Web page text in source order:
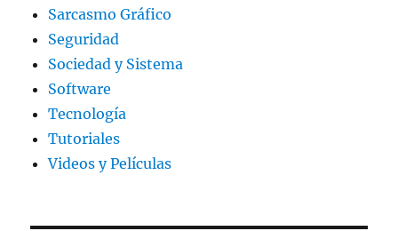
Sarcasmo Gráfico
Seguridad
Sociedad y Sistema
Software
Tecnología
Tutoriales
Videos y Películas